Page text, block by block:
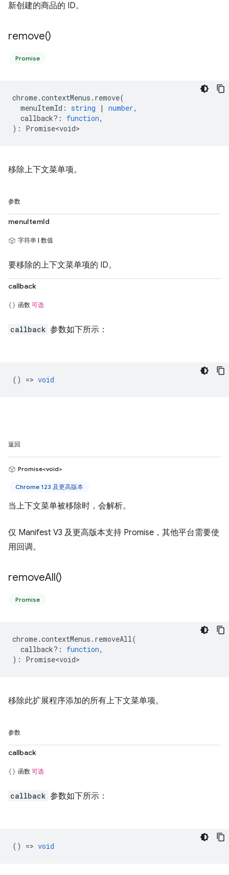
新创建的商品的 ID。
remove()
Promise
chrome.contextMenus . remove(
menuItemId : string | number,
callback? : function,
) : Promise<void>
移除上下文菜单项。
参数
menuItemId
字符串 | 数值
要移除的上下文菜单项的 ID。
callback
函数 可选
callback 参数如下所示：
() => void
返回
Promise<void>
Chrome 123 及更高版本
当上下文菜单被移除时，会解析。
仅 Manifest V3 及更高版本支持 Promise，其他平台需要使
用回调。
removeAll()
Promise
chrome.contextMenus . removeAll(
callback? : function,
) : Promise<void>
移除此扩展程序添加的所有上下文菜单项。
参数
callback
函数 可选
callback 参数如下所示：
() => void